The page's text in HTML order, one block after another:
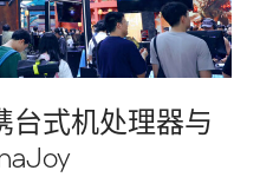
台式机处理器与